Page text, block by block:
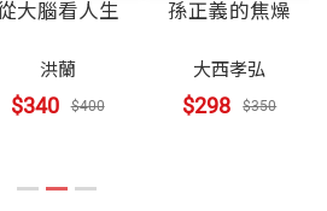
我們的四號人格宛如中提琴，
—— 第七章〈四號人格〉
處在於：你若敞開自己接納此
千五百萬觀看次數後，仍為TE
間以來，我收到數十萬封電子
我口中那平靜的極樂境界。
百轉型譯者。認為語言是建構
上每件事都是翻譯的美好轉
號人格嚴謹領頭，三號人格繞
開始陪伴二號人格了，譯本書
格一直都在。譯有《醫師的內
大腦看人生
洪蘭
$340 $400
孫正義的焦燥
大西孝弘
$298 $350